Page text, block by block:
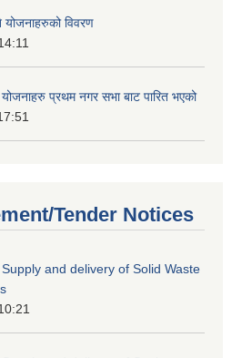
विवरण
प्रथम नगर सभा बाट पारित भएको
Tender Notices
and delivery of Solid Waste